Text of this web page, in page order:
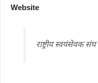
Website
राष्ट्रीय स्वयंसेवक संघ